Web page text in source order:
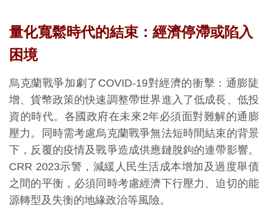
量化寬鬆時代的結束：經濟停滯或陷入
困境
烏克蘭戰爭加劇了COVID-19對經濟的衝擊：通膨陡
增、貨幣政策的快速調整帶世界進入了低成長、低投
資的時代。各國政府在未來2年必須面對難解的通膨
壓力。同時需考慮烏克蘭戰爭無法短時間結束的背景
下，反覆的疫情及戰爭造成供應鏈脫鉤的連帶影響。
CRR 2023示警，減緩人民生活成本增加及過度舉債
之間的平衡，必須同時考慮經濟下行壓力、迫切的能
源轉型及失衡的地緣政治等風險。